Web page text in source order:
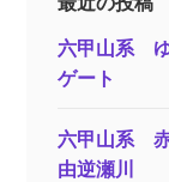
六甲山系
ゲート
六甲山系
由逆瀬川